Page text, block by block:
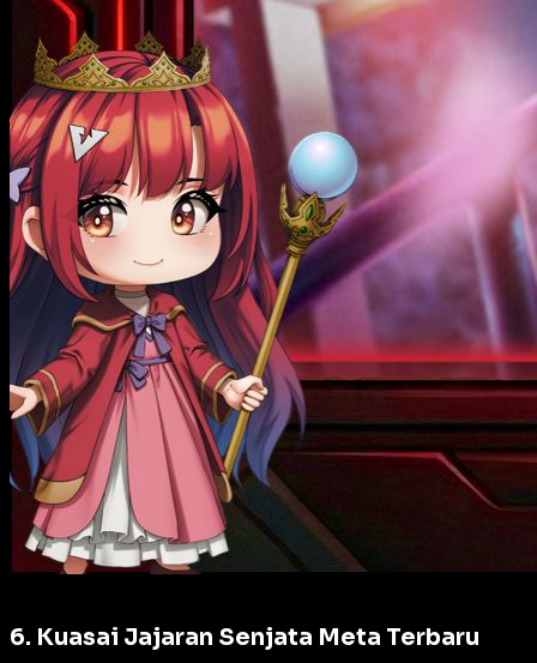
6. Kuasai Jajaran Senjata Meta Terbaru